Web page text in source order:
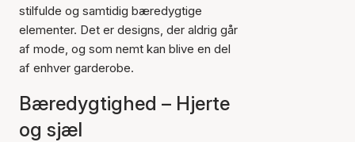
stilfulde og samtidig bæredygtige
elementer. Det er designs, der aldrig går
af mode, og som nemt kan blive en del
af enhver garderobe.
Bæredygtighed – Hjerte
og sjæl